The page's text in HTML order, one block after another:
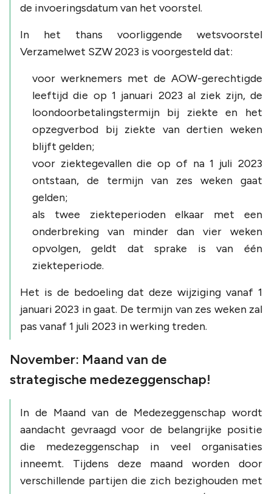
de invoeringsdatum van het voorstel.
In het thans voorliggende wetsvoorstel
Verzamelwet SZW 2023 is voorgesteld dat:
voor werknemers met de AOW-gerechtigde
leeftijd die op 1 januari 2023 al ziek zijn, de
loondoorbetalingstermijn bij ziekte en het
opzegverbod bij ziekte van dertien weken
blijft gelden;
voor ziektegevallen die op of na 1 juli 2023
ontstaan, de termijn van zes weken gaat
gelden;
als twee ziekteperioden elkaar met een
onderbreking van minder dan vier weken
opvolgen, geldt dat sprake is van één
ziekteperiode.
Het is de bedoeling dat deze wijziging vanaf 1
januari 2023 in gaat. De termijn van zes weken zal
pas vanaf 1 juli 2023 in werking treden.
November: Maand van de
strategische medezeggenschap!
In de Maand van de Medezeggenschap wordt
aandacht gevraagd voor de belangrijke positie
die medezeggenschap in veel organisaties
inneemt. Tijdens deze maand worden door
verschillende partijen die zich bezighouden met